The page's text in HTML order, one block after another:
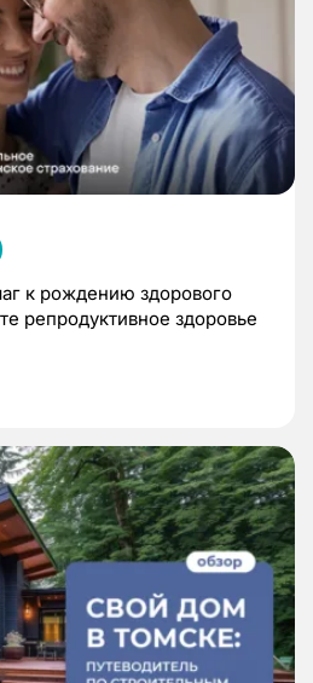
к рождению здорового
репродуктивное здоровье